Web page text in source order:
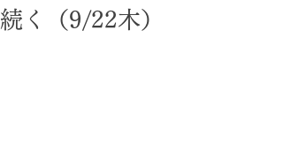
続く（9/22木）